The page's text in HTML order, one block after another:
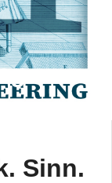
Sinn.